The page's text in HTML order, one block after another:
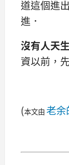
道這個進
進．
沒有人天
資以前，
(本文由老余